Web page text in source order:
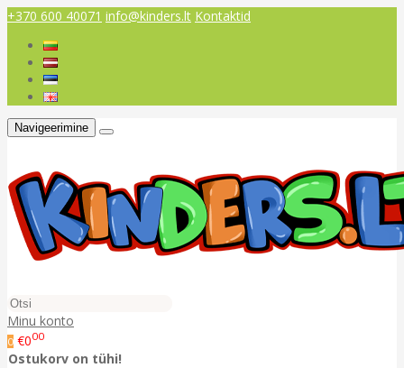
+370 600 40071 info@kinders.lt Kontaktid
Navigeerimine
Minu konto
0 €000
Ostukorv on tühi!